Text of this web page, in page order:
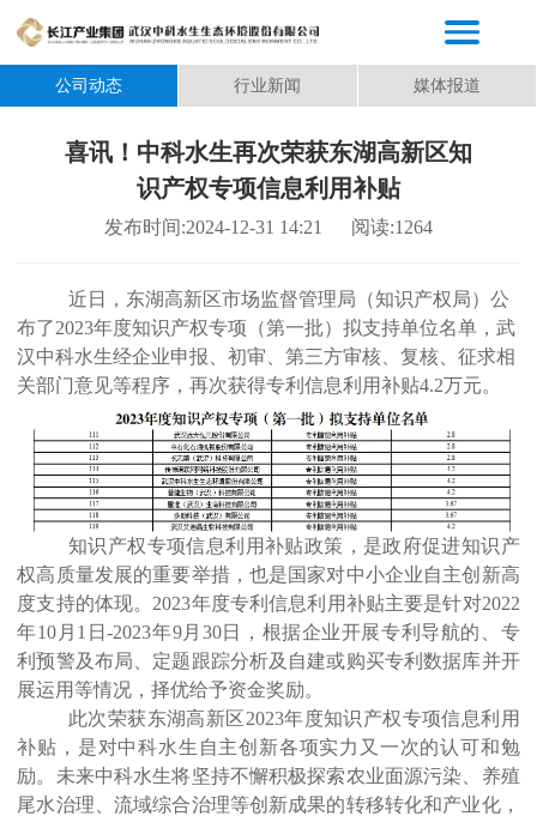
公司动态 行业新闻 媒体报道
喜讯！中科水生再次荣获东湖高新区知
识产权专项信息利用补贴
发布时间:2024-12-31 14:21 阅读:1264
近日，东湖高新区市场监督管理局（知识产权局）公
布了2023年度知识产权专项（第一批）拟支持单位名单，武
汉中科水生经企业申报、初审、第三方审核、复核、征求相
关部门意见等程序，再次获得专利信息利用补贴4.2万元。
知识产权专项信息利用补贴政策，是政府促进知识产
权高质量发展的重要举措，也是国家对中小企业自主创新高
度支持的体现。 2023年度专利信息利用补贴主要是针对2022
年10月1日-2023年9月30日，根据企业开展专利导航的、专
利预警及布局、定题跟踪分析及自建或购买专利数据库并开
展运用等情况，择优给予资金奖励。
此次荣获东湖高新区2023年度知识产权专项信息利用
补贴，是对中科水生自主创新各项实力又一次的认可和勉
励。未来中科水生将坚持不懈积极探索农业面源污染、养殖
尾水治理、流域综合治理等创新成果的转移转化和产业化，